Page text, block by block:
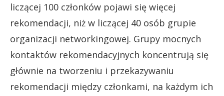
liczącej 100 członków pojawi się więcej
rekomendacji, niż w liczącej 40 osób grupie
organizacji networkingowej. Grupy mocnych
kontaktów rekomendacyjnych koncentrują się
głównie na tworzeniu i przekazywaniu
rekomendacji między członkami, na każdym ich